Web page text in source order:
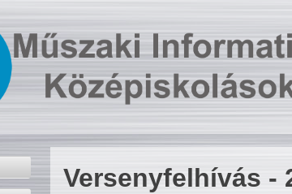
Versenyfelhívás -